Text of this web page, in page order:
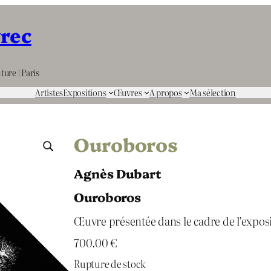
| Paris
ArtistesExpositions Œuvres A propos Ma sélection
Ouroboros
Agnès Dubart
Ouroboros
Œuvre présentée dans le cadre de
700.00€
Rupture de stock